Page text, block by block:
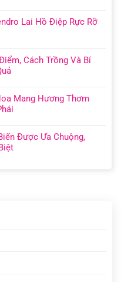
Lai Hồ Điệp Rực Rỡ
Cách Trồng Và Bí
Mang Hương Thơm
Được Ưa Chuộng,